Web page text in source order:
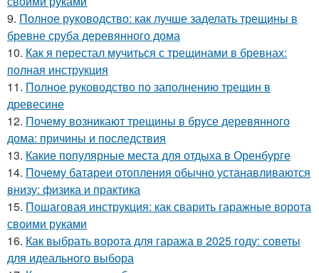
9. Полное руководство: как лучше заделать трещины в
бревне сруба деревянного дома
10. Как я перестал мучиться с трещинами в бревнах:
полная инструкция
11. Полное руководство по заполнению трещин в
древесине
12. Почему возникают трещины в брусе деревянного
дома: причины и последствия
13. Какие популярные места для отдыха в Оренбурге
14. Почему батареи отопления обычно устанавливаются
внизу: физика и практика
15. Пошаговая инструкция: как сварить гаражные ворота
своими руками
16. Как выбрать ворота для гаража в 2025 году: советы
для идеального выбора